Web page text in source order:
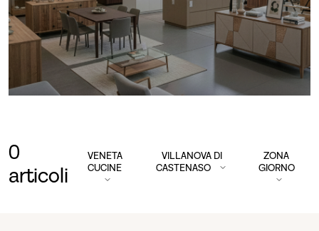
0
articoli
VENETA
CUCINE
VILLANOVA DI
CASTENASO
ZONA
GIORNO